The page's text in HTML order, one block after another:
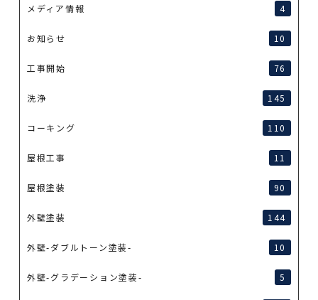
メディア情報 4
お知らせ 10
工事開始 76
洗浄 145
コーキング 110
屋根工事 11
屋根塗装 90
外壁塗装 144
外壁-ダブルトーン塗装- 10
外壁-グラデーション塗装- 5